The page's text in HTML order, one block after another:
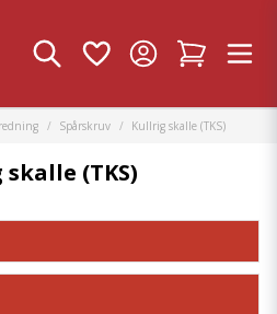
Spårskruv Kullrig skalle (TKS)
(TKS)